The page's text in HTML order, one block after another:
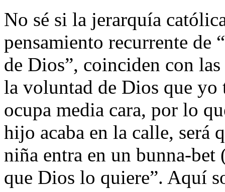
No sé si la jerarquía
pensamiento recurrente de
de Dios”, coinciden con
la voluntad de Dios que yo
ocupa media cara, por lo
hijo acaba en la calle, será
niña entra en un bunna-
que Dios lo quiere”. Aquí